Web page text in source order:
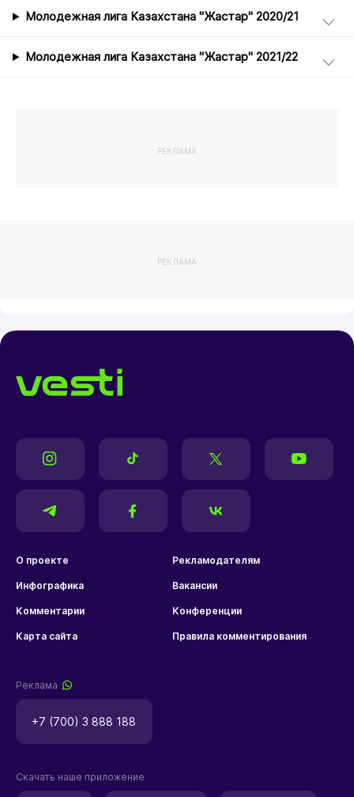
Молодежная лига Казахстана "Жастар" 2020/21
Молодежная лига Казахстана "Жастар" 2021/22
РЕКЛАМА
РЕКЛАМА
О проекте Рекламодателям
Инфографика Вакансии
Комментарии Конференции
Карта сайта Правила комментирования
Реклама
+7 (700) 3 888 188
Скачать наше приложение